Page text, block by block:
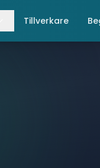
Tillverkare